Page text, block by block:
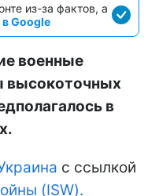
из-за фактов, а
Google
военные
высокоточных
в
с ссылкой
(ISW).